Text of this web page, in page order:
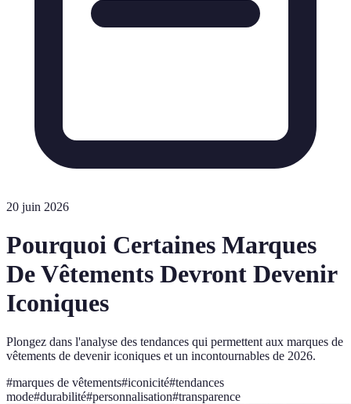
20 juin 2026
Pourquoi Certaines Marques
De Vêtements Devront Devenir
Iconiques
Plongez dans l'analyse des tendances qui permettent aux marques de
vêtements de devenir iconiques et un incontournables de 2026.
#marques de vêtements#iconicité#tendances
mode#durabilité#personnalisation#transparence